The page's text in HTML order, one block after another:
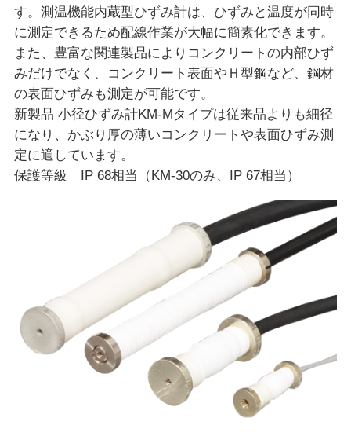
す。測温機能内蔵型ひずみ計は、ひずみと温度が同時
に測定できるため配線作業が大幅に簡素化できます。
また、豊富な関連製品によりコンクリートの内部ひず
みだけでなく、コンクリート表面やＨ型鋼など、鋼材
の表面ひずみも測定が可能です。
新製品 小径ひずみ計KM-Mタイプは従来品よりも細径
になり、かぶり厚の薄いコンクリートや表面ひずみ測
定に適しています。
保護等級 IP 68相当（KM-30のみ、IP 67相当）